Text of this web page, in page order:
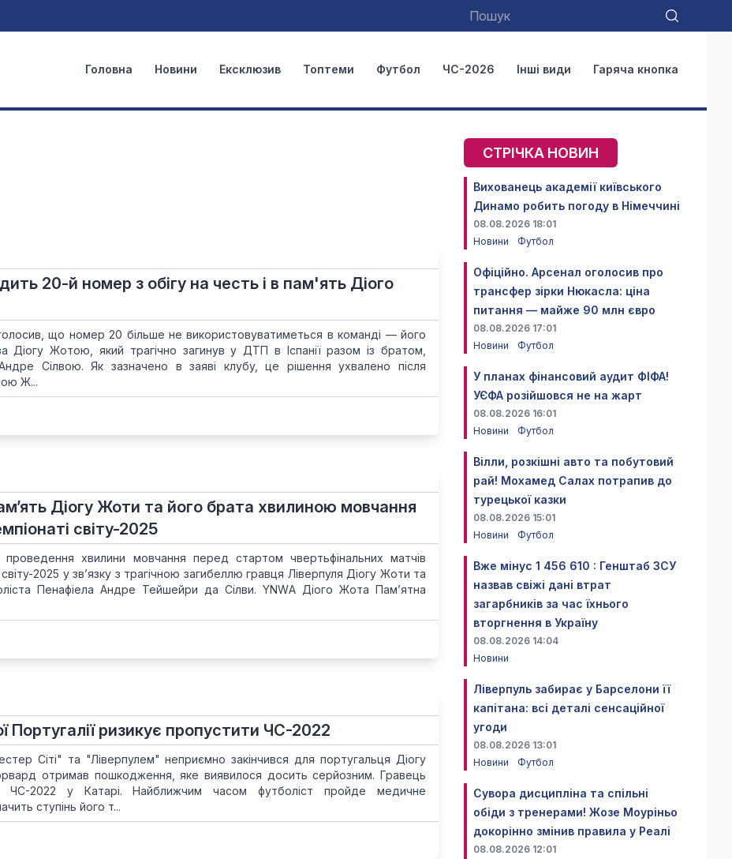
Головна Новини Ексклюзив Топтеми Футбол ЧС-2026 Інші види Гаряча кнопка
20-й номер з обігу на честь і в пам'ять Діого
що номер 20 більше не використовуватиметься в команді — його
Діогу Жотою, який трагічно загинув у ДТП в Іспанії разом із братом,
Сілвою. Як зазначено в заяві клубу, це рішення ухвалено після
Ж...
Діогу Жоти та його брата хвилиною мовчання
світу-2025
хвилини мовчання перед стартом чвертьфінальних матчів
2025 у зв’язку з трагічною загибеллю гравця Ліверпуля Діогу Жоти та
Пенафіела Андре Тейшейри да Сілви. YNWA Діого Жота Пам’ятна
Португалії ризикує пропустити ЧС-2022
Сіті" та "Ліверпулем" неприємно закінчився для португальця Діогу
отримав пошкодження, яке виявилося досить серйозним. Гравець
ЧС-2022 у Катарі. Найближчим часом футболіст пройде медичне
ступінь його т...
СТРІЧКА НОВИН
Вихованець академії київського
Динамо робить погоду в Німеччині
08.08.2026 18:01
Новини
Футбол
Офіційно. Арсенал оголосив про
трансфер зірки Нюкасла: ціна
питання — майже 90 млн євро
08.08.2026 17:01
Новини
Футбол
У планах фінансовий аудит ФІФА!
УЄФА розійшовся не на жарт
08.08.2026 16:01
Новини
Футбол
Вілли, розкішні авто та побутовий
рай! Мохамед Салах потрапив до
турецької казки
08.08.2026 15:01
Новини
Футбол
Вже мінус 1 456 610 : Генштаб ЗСУ
назвав свіжі дані втрат
загарбників за час їхнього
вторгнення в Україну
08.08.2026 14:04
Новини
Ліверпуль забирає у Барселони її
капітана: всі деталі сенсаційної
угоди
08.08.2026 13:01
Новини
Футбол
Сувора дисципліна та спільні
обіди з тренерами! Жозе Моуріньо
докорінно змінив правила у Реалі
08.08.2026 12:01